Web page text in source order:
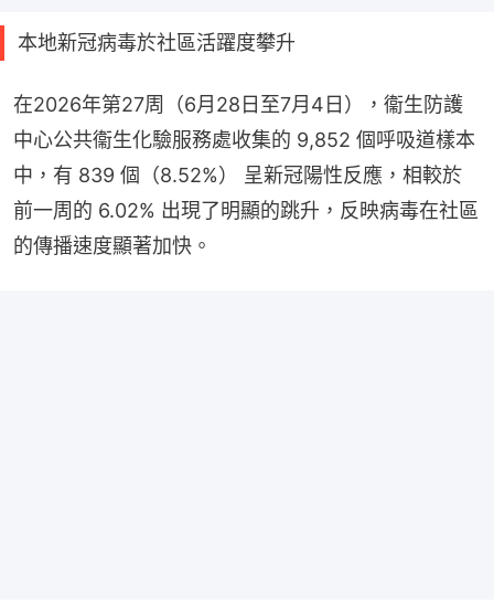
本地新冠病毒於社區活躍度攀升
在2026年第27周（6月28日至7月4日），衞生防護
中心公共衞生化驗服務處收集的 9,852 個呼吸道樣本
中，有 839 個（8.52%） 呈新冠陽性反應，相較於
前一周的 6.02% 出現了明顯的跳升，反映病毒在社區
的傳播速度顯著加快。